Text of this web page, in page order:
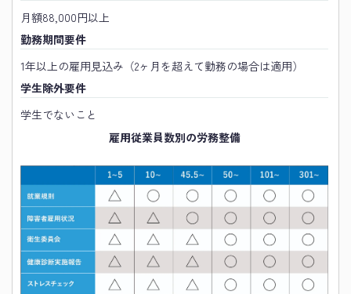
月額88,000円以上
勤務期間要件
1年以上の雇用見込み（2ヶ月を超えて勤務の場合は適用）
学生除外要件
学生でないこと
雇用従業員数別の労務整備